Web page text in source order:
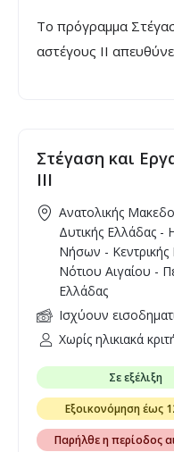
Το πρόγραμμα
αστέγους ΙΙ
Στέγαση και
ΙΙΙ
Ανατολικής
Δυτικής Ελλάδας -
Νήσων - Κεντρικής
Νότιου Αιγαίου -
Ελλάδας
Ισχύουν
Χωρίς ηλικιακά
Σε εξέλιξη
Εξοικονόμηση έως
Παρήλθε η περίοδος